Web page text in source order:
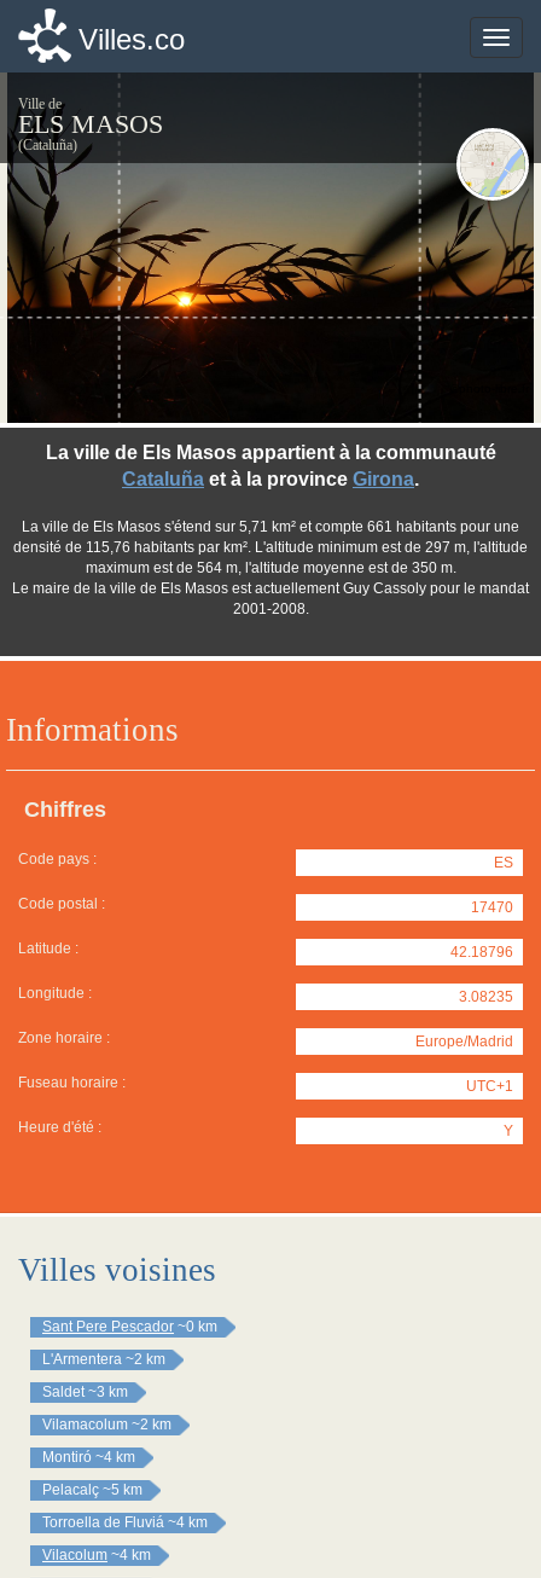
Toggle
Villes.co
Ville de
ELS MASOS
(Cataluña)
Informations
Chiffres
Code pays : ES
Code postal : 17470
Latitude : 42.18796
Longitude : 3.08235
Zone horaire : Europe/Madrid
Fuseau horaire : UTC+1
Heure d'été : Y
La ville de Els Masos appartient à la communauté
Cataluña et à la province Girona.
La ville de Els Masos s'étend sur 5,71 km² et compte 661 habitants pour une
densité de 115,76 habitants par km². L'altitude minimum est de 297 m, l'altitude
maximum est de 564 m, l'altitude moyenne est de 350 m.
Le maire de la ville de Els Masos est actuellement Guy Cassoly pour le mandat
2001-2008.
Villes voisines
Sant Pere Pescador ~0 km
L'Armentera ~2 km
Saldet ~3 km
Vilamacolum ~2 km
Montiró ~4 km
Pelacalç ~5 km
Torroella de Fluviá ~4 km
Vilacolum ~4 km
Toggle
Villes.co